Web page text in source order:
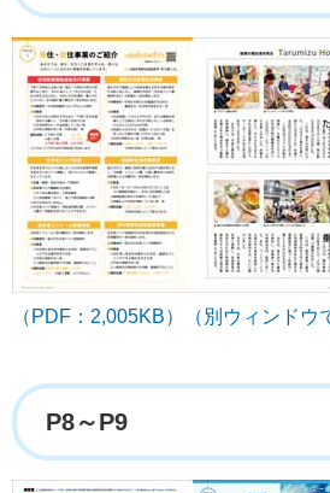
（PDF：2,005KB）（別ウィンドウ
P8～P9